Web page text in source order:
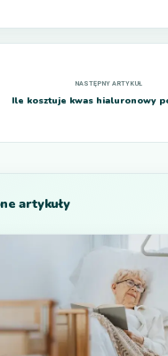
Ile kosztuje kwas hialuronowy
artykuły